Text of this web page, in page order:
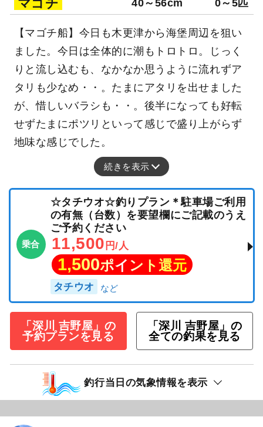
マゴチ 40～56cm 0～5匹
【マゴチ船】今日も木更津から海堡周辺を狙い
ました。今日は全体的に潮もトロトロ。じっく
りと流し込むも、なかなか思うように流れずア
タリも少なめ・・。たまにアタリを出せました
が、惜しいバラシも・・。後半になっても好転
せずたまにポツリといって感じで盛り上がらず
地味な感じでした。
続きを表示
乗合
☆タチウオ☆釣りプラン＊駐車場ご利用
の有無（台数）を要望欄にご記載のうえ
ご予約ください
11,500 円/人
1,500ポイント還元
タチウオ
「深川 吉野屋」の
予約プランを見る
「深川 吉野屋」の
全ての釣果を見る
釣行当日の気象情報を表示